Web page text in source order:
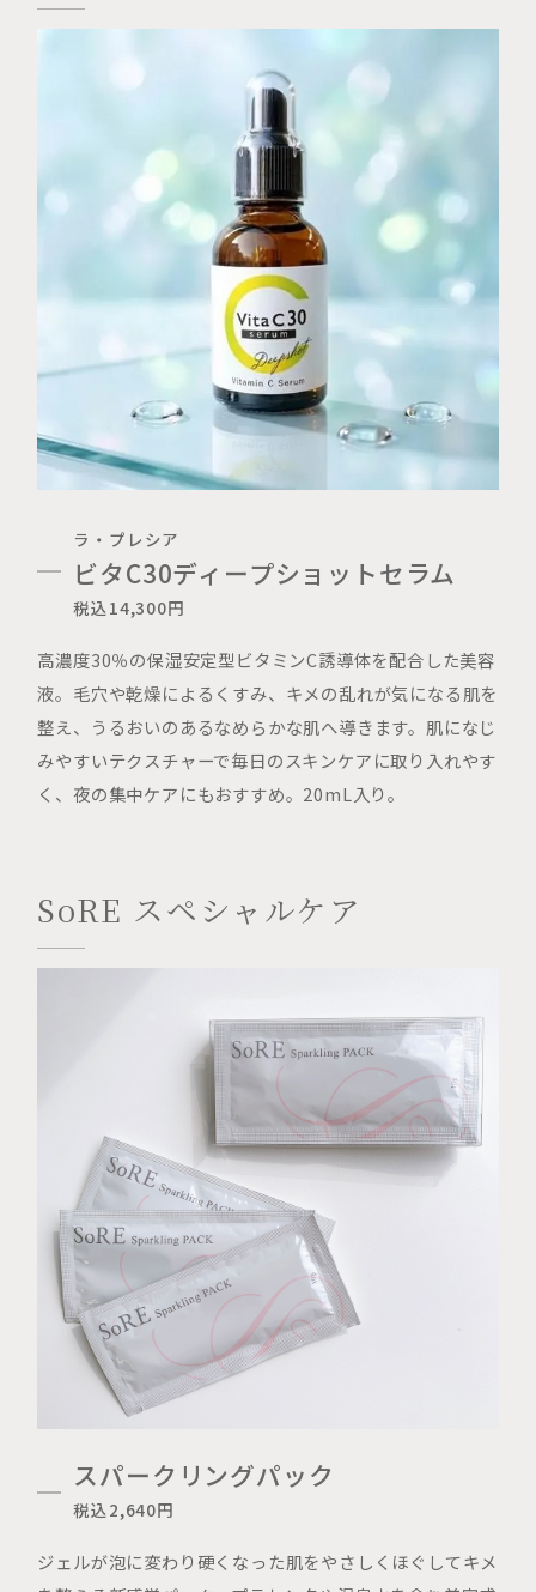
ラ・プレシア
ビタC30ディープショットセラム
税込14,300円
高濃度30％の保湿安定型ビタミンC誘導体を配合した美容
液。毛穴や乾燥によるくすみ、キメの乱れが気になる肌を
整え、うるおいのあるなめらかな肌へ導きます。肌になじ
みやすいテクスチャーで毎日のスキンケアに取り入れやす
く、夜の集中ケアにもおすすめ。20mL入り。
SoRE スペシャルケア
スパークリングパック
税込2,640円
ジェルが泡に変わり硬くなった肌をやさしくほぐしてキメ